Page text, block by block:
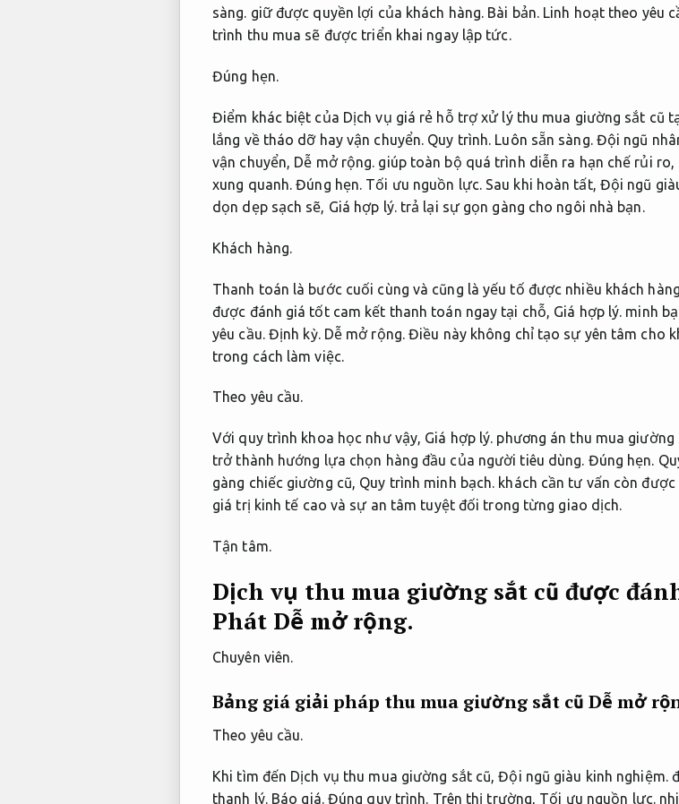
sàng. giữ được quyền lợi của khách hàng. Bài bản. Linh hoạt theo yêu
trình thu mua sẽ được triển khai ngay lập tức.
Đúng hẹn.
Điểm khác biệt của Dịch vụ giá rẻ hỗ trợ xử lý thu mua giường sắt cũ
lắng về tháo dỡ hay vận chuyển. Quy trình. Luôn sẵn sàng.Đội ngũ
vận chuyển, Dễ mở rộng. giúp toàn bộ quá trình diễn ra hạn chế rủi ro,
xung quanh.Đúng hẹn. Tối ưu nguồn lực.Sau khi hoàn tất, Đội ngũ
dọn dẹp sạch sẽ, Giá hợp lý.trả lại sự gọn gàng cho ngôi nhà bạn.
Khách hàng.
Thanh toán là bước cuối cùng và cũng là yếu tố được nhiều khách
được đánh giá tốt cam kết thanh toán ngay tại chỗ, Giá hợp lý. minh
yêu cầu. Định kỳ. Dễ mở rộng. Điều này không chỉ tạo sự yên tâm cho
trong cách làm việc.
Theo yêu cầu.
Với quy trình khoa học như vậy, Giá hợp lý. phương án thu mua
trở thành hướng lựa chọn hàng đầu của người tiêu dùng. Đúng hẹn.
gàng chiếc giường cũ, Quy trình minh bạch. khách cần tư vấn còn
giá trị kinh tế cao và sự an tâm tuyệt đối trong từng giao dịch.
Tận tâm.
Dịch vụ thu mua giường sắt cũ được
Phát Dễ mở rộng.
Chuyên viên.
Bảng giá giải pháp thu mua giường sắt cũ Dễ mở
Theo yêu cầu.
Khi tìm đến Dịch vụ thu mua giường sắt cũ,Đội ngũ giàu kinh nghiệm.
thanh lý. Báo giá. Đúng quy trình. Trên thị trường, Tối ưu nguồn lực.